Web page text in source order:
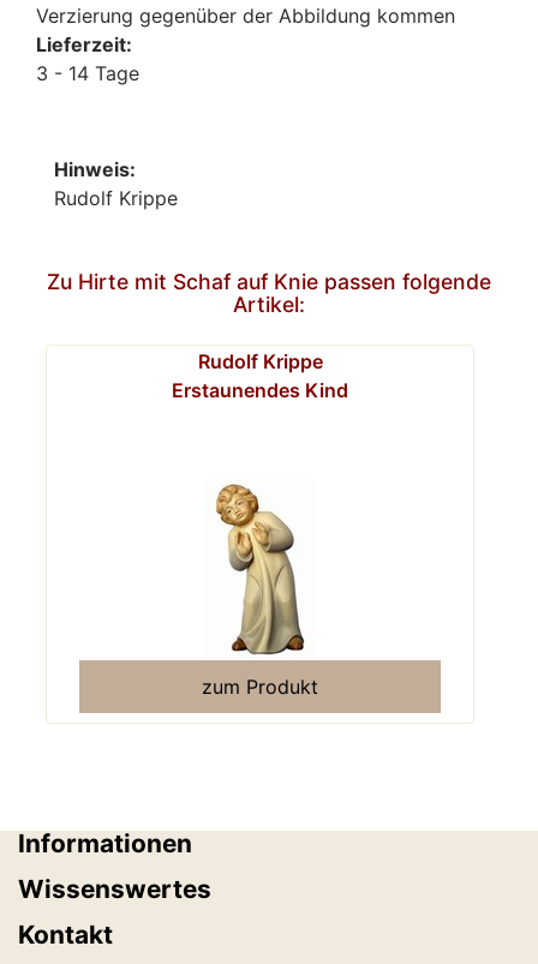
Verzierung gegenüber der Abbildung kommen
Lieferzeit:
3 - 14 Tage
Hinweis:
Rudolf Krippe
Zu Hirte mit Schaf auf Knie passen folgende
Artikel:
Rudolf Krippe
Erstaunendes Kind
zum Produkt
Informationen
Wissenswertes
Kontakt